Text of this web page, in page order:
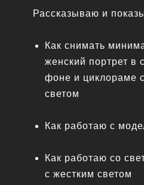
Рассказываю и
Как снимать
женский портрет в
фоне и циклораме
светом
Как работаю с
Как работаю со
с жестким светом
ПО ХУДОЖЕСТВЕННОМУ
4 урока теории + 1
Доступ к платформе с
ЧТО ВХОДИТ: